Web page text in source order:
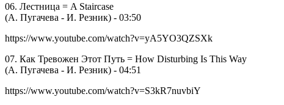
06. Лестница = A Staircase
(А. Пугачева - И. Резник) - 03:50
https://www.youtube.com/watch?v=yA5YO3QZSXk
07. Как Тревожен Этот Путь = How Disturbing Is This Way
(А. Пугачева - И. Резник) - 04:51
https://www.youtube.com/watch?v=S3kR7nuvbiY